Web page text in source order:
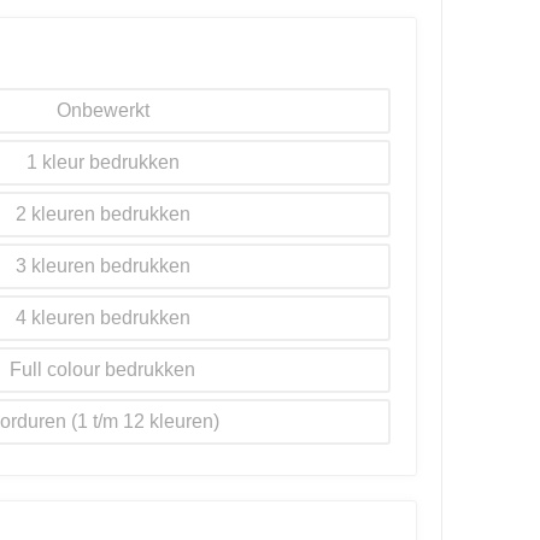
Onbewerkt
1
2
3
4
Full colour